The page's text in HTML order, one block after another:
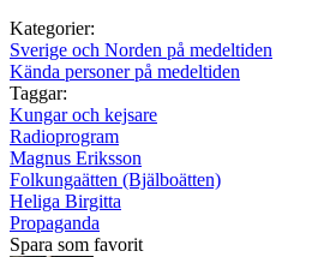
Kategorier:
Sverige och Norden på medeltiden
Kända personer på medeltiden
Taggar:
Kungar och kejsare
Radioprogram
Magnus Eriksson
Folkungaätten (Bjälboätten)
Heliga Birgitta
Propaganda
Spara som favorit